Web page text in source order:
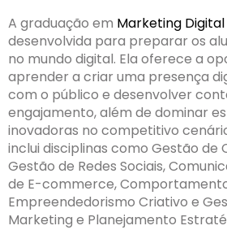
A graduação em Marketing Digital
desenvolvida para preparar os
no mundo digital. Ela oferece a
aprender a criar uma presença
com o público e desenvolver
engajamento, além de dominar
inovadoras no competitivo
inclui disciplinas como Gestão de
Gestão de Redes Sociais,
de E-commerce,
Empreendedorismo Criativo e
Marketing e Planejamento